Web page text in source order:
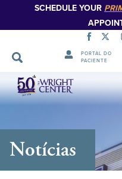
SCHEDULE YOUR
PORTAL DO
PACIENTE
Saltar
navegação
Notícias